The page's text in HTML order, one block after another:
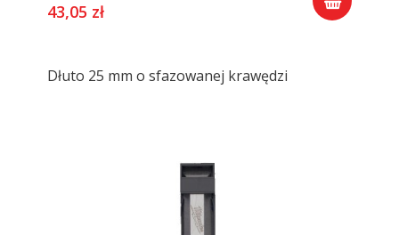
43,05 zł
Dłuto 25 mm o sfazowanej krawędzi